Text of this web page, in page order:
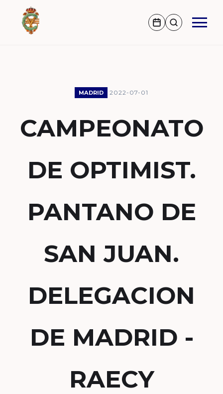
MADRID 2022-07-01
CAMPEONATO
DE OPTIMIST.
PANTANO DE
SAN JUAN.
DELEGACION
DE MADRID -
RAECY